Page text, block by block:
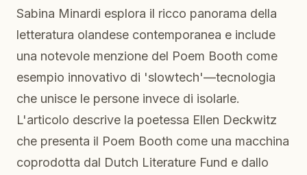
Sabina Minardi esplora il ricco panorama della
letteratura olandese contemporanea e include
una notevole menzione del Poem Booth come
esempio innovativo di 'slowtech'—tecnologia
che unisce le persone invece di isolarle.
L'articolo descrive la poetessa Ellen Deckwitz
che presenta il Poem Booth come una macchina
coprodotta dal Dutch Literature Fund e dallo